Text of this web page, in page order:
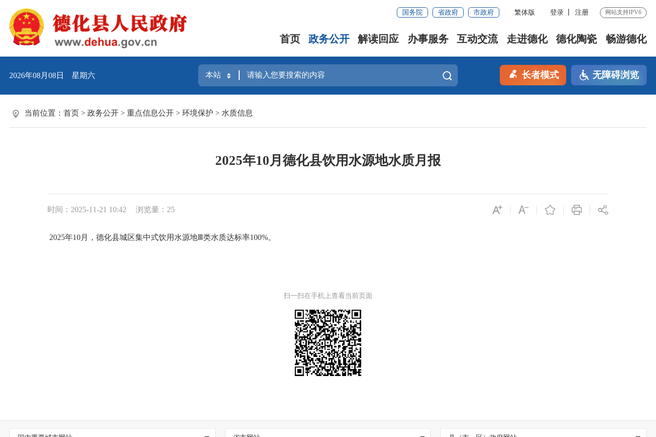
国务院 省政府 市政府 繁体版 登录 注册 网站支持IPV6
首页 政务公开 解读回应 办事服务 互动交流 走进德化 德化陶瓷 畅游德化
2026年08月08日 星期六 长者模式 无障碍浏览
当前位置： 首页 > 政务公开 > 重点信息公开 > 环境保护 > 水质信息
2025年10月德化县饮用水源地水质月报
时间：2025-11-21 10:42 浏览量： 25
2025年10月，德化县城区集中式饮用水源地Ⅲ 类水质达标率100%。
扫一扫在手机上查看当前页面